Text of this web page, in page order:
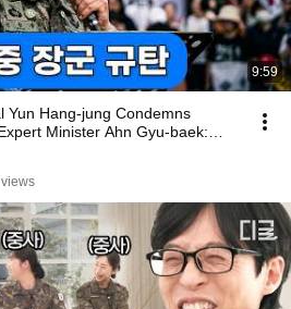
9:59
Yun Hang-jung Condemns
Minister Ahn Gyu-baek: